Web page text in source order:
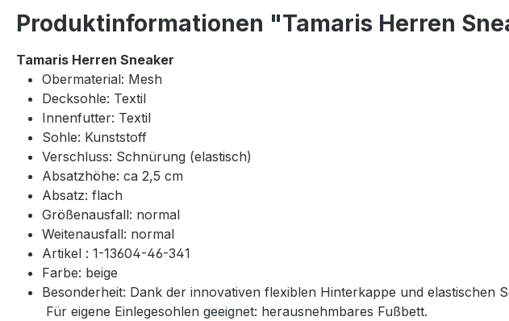
Produktinformationen "Tamaris Herren
Tamaris Herren Sneaker
Obermaterial: Mesh
Decksohle: Textil
Innenfutter: Textil
Sohle: Kunststoff
Verschluss: Schnürung (elastisch)
Absatzhöhe: ca 2,5 cm
Absatz: flach
Größenausfall: normal
Weitenausfall: normal
Artikel : 1-13604-46-341
Farbe: beige
Besonderheit: Dank der innovativen flexiblen Hinterkappe und elastischen
Für eigene Einlegesohlen geeignet: herausnehmbares Fußbett.